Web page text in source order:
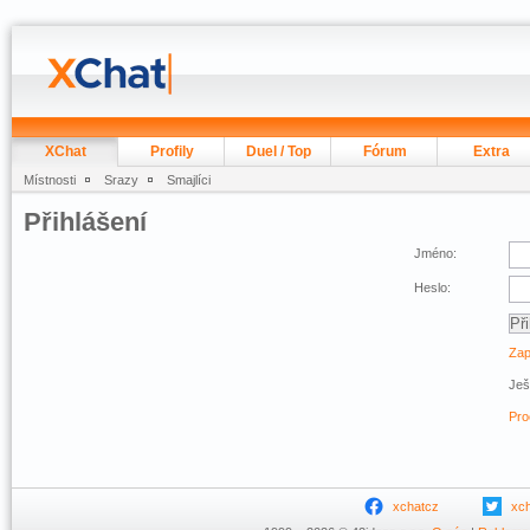
XChat Profily Duel / Top Fórum Extra
Místnosti Srazy Smajlíci
Přihlášení
Jméno:
Heslo:
xchatcz